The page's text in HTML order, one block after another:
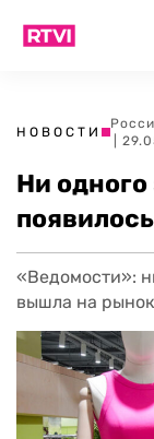
НОВОСТИ
|
Ни
«Ведомости»:
вышла на